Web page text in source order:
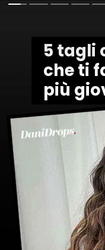
5 tagli
che ti
più
5 tagli
che ti
più